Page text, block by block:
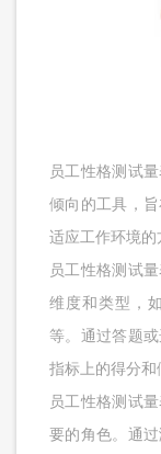
员工性格测试
倾向的工具，
适应工作环境的
员工性格测试
维度和类型，
等。通过答题
指标上的得分和
员工性格测试
要的角色。通